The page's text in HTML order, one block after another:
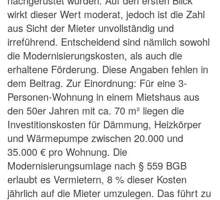
wirkt dieser Wert moderat, jedoch ist die Zahl
aus Sicht der Mieter unvollständig und
irreführend. Entscheidend sind nämlich sowohl
die Modernisierungskosten, als auch die
erhaltene Förderung. Diese Angaben fehlen in
dem Beitrag. Zur Einordnung: Für eine 3-
Personen-Wohnung in einem Mietshaus aus
den 50er Jahren mit ca. 70 m² liegen die
Investitionskosten für Dämmung, Heizkörper
und Wärmepumpe zwischen 20.000 und
35.000 € pro Wohnung. Die
Modernisierungsumlage nach § 559 BGB
erlaubt es Vermietern, 8 % dieser Kosten
jährlich auf die Mieter umzulegen. Das führt zu